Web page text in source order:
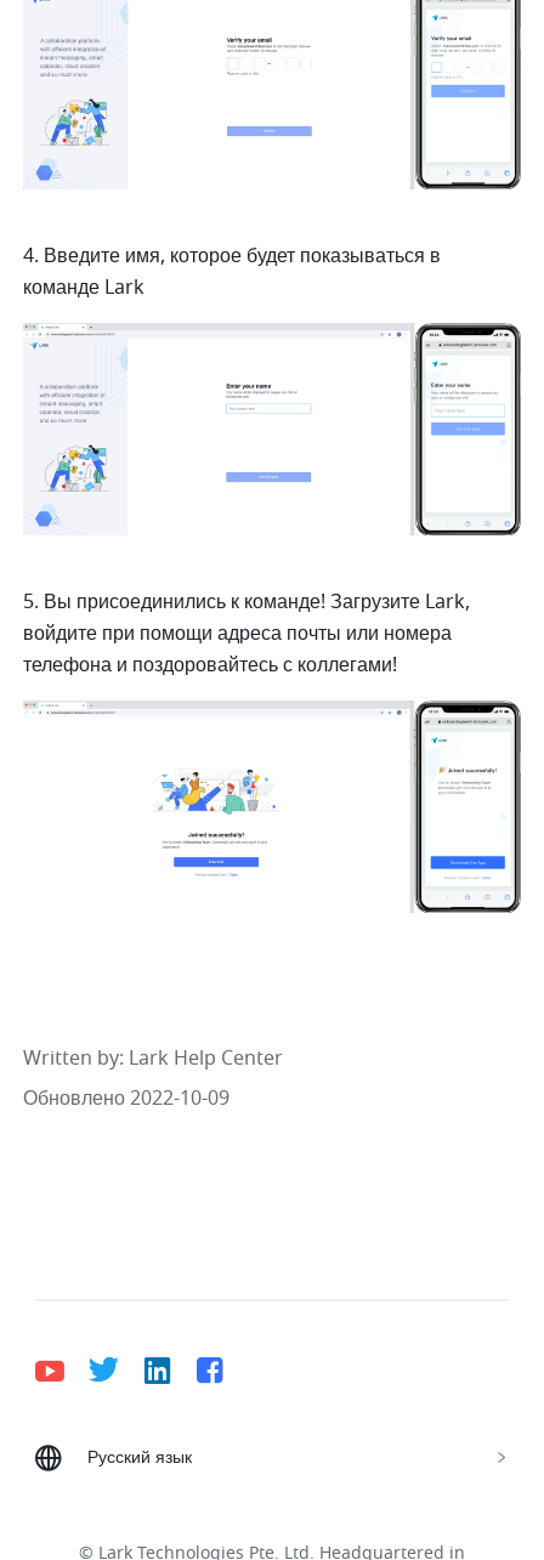
4. Введите имя, которое будет показываться в
команде Lark
5. Вы присоединились к команде! Загрузите Lark,
войдите при помощи адреса почты или номера
телефона и поздоровайтесь с коллегами!
Written by: Lark Help Center
Обновлено 2022-10-09
Русский язык
© Lark Technologies Pte. Ltd. Headquartered in